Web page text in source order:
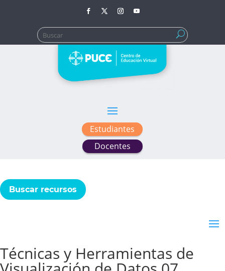
Buscar:
Estudiantes
Docentes
Buscar recursos
Técnicas y Herramientas de